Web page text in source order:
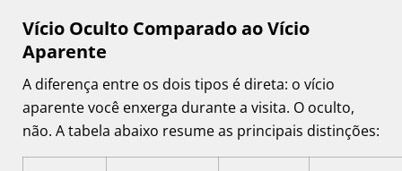
Vício Oculto Comparado ao Vício
Aparente
A diferença entre os dois tipos é direta: o vício
aparente você enxerga durante a visita. O oculto,
não. A tabela abaixo resume as principais distinções: